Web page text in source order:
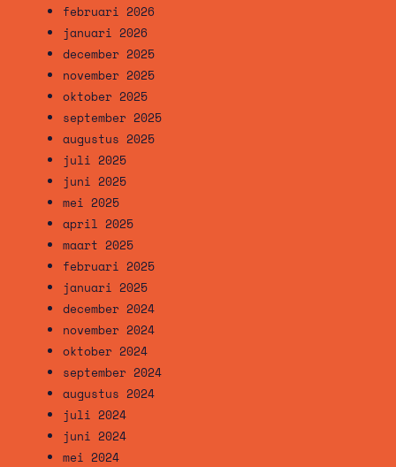
februari 2026
januari 2026
december 2025
november 2025
oktober 2025
september 2025
augustus 2025
juli 2025
juni 2025
mei 2025
april 2025
maart 2025
februari 2025
januari 2025
december 2024
november 2024
oktober 2024
september 2024
augustus 2024
juli 2024
juni 2024
mei 2024